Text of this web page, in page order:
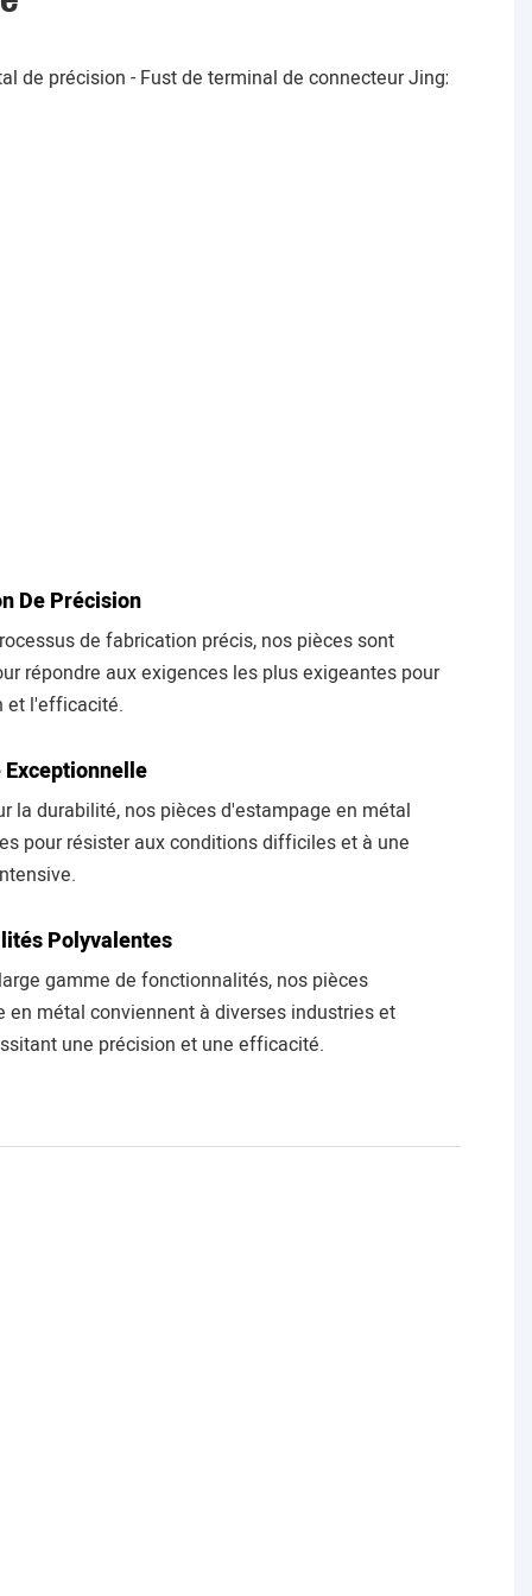
De Précision
de fabrication précis, nos pièces sont
répondre aux exigences les plus exigeantes pour
et l'efficacité.
la durabilité, nos pièces d'estampage en métal
pour résister aux conditions difficiles et à une
Polyvalentes
gamme de fonctionnalités, nos pièces
en métal conviennent à diverses industries et
une précision et une efficacité.